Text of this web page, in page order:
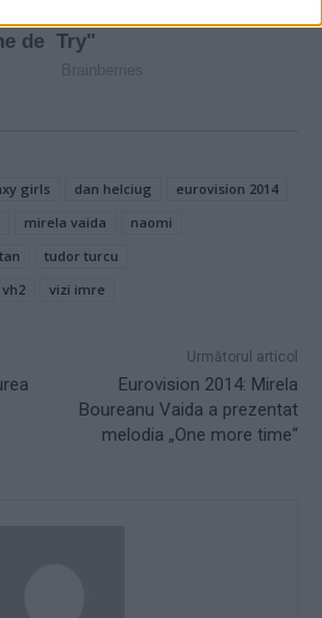
girls dan helciug
eurovision 2014
mirela vaida
naomi
tudor turcu
vh2 vizi imre
Următorul articol
Eurovision 2014: Mirela
Boureanu Vaida a prezentat
melodia „One more time“